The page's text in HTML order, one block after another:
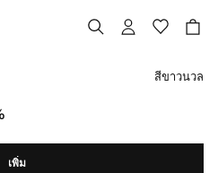
สีขาวนวล
เพิ่ม